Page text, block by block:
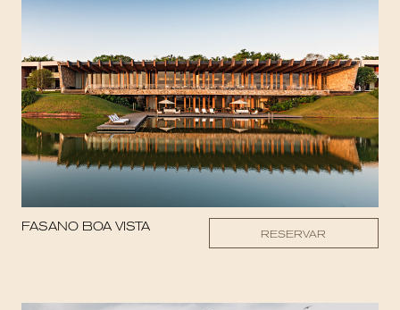
FASANO BOA VISTA
RESERVAR